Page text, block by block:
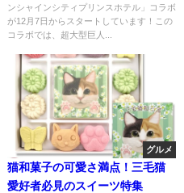
ンシャインシティプリンスホテル」コラボ
が12月7日からスタートしています！この
コラボでは、超大型巨人...
グルメ
猫和菓子の可愛さ満点！三毛猫
愛好者必見のスイーツ特集